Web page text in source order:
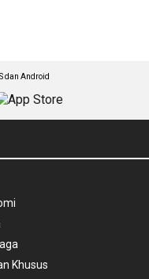
dan Android
Khusus